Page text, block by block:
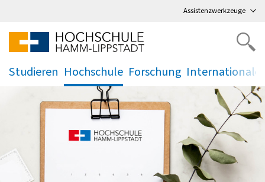
Assistenzwerkzeuge
Studieren Hochschule
.
Forschung
.